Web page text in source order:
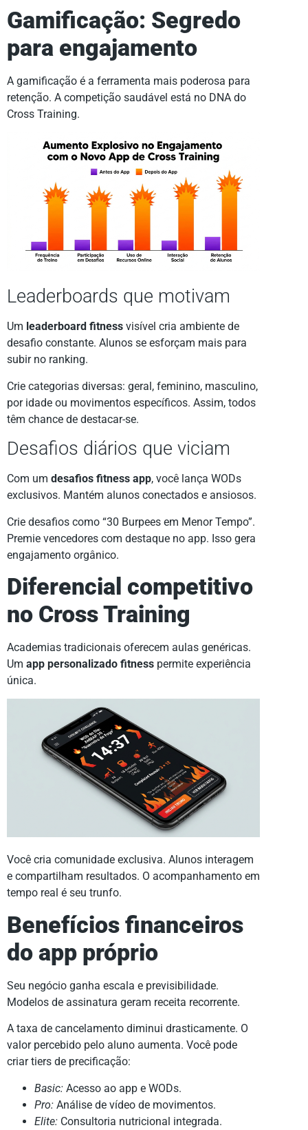
Gamificação: Segredo
para engajamento
A gamificação é a ferramenta mais poderosa para
retenção. A competição saudável está no DNA do
Cross Training.
Leaderboards que motivam
Um leaderboard fitness visível cria ambiente de
desafio constante. Alunos se esforçam mais para
subir no ranking.
Crie categorias diversas: geral, feminino, masculino,
por idade ou movimentos específicos. Assim, todos
têm chance de destacar-se.
Desafios diários que viciam
Com um desafios fitness app, você lança WODs
exclusivos. Mantém alunos conectados e ansiosos.
Crie desafios como “30 Burpees em Menor Tempo”.
Premie vencedores com destaque no app. Isso gera
engajamento orgânico.
Diferencial competitivo
no Cross Training
Academias tradicionais oferecem aulas genéricas.
Um app personalizado fitness permite experiência
única.
Você cria comunidade exclusiva. Alunos interagem
e compartilham resultados. O acompanhamento em
tempo real é seu trunfo.
Benefícios financeiros
do app próprio
Seu negócio ganha escala e previsibilidade.
Modelos de assinatura geram receita recorrente.
A taxa de cancelamento diminui drasticamente. O
valor percebido pelo aluno aumenta. Você pode
criar tiers de precificação:
Basic: Acesso ao app e WODs.
Pro: Análise de vídeo de movimentos.
Elite: Consultoria nutricional integrada.